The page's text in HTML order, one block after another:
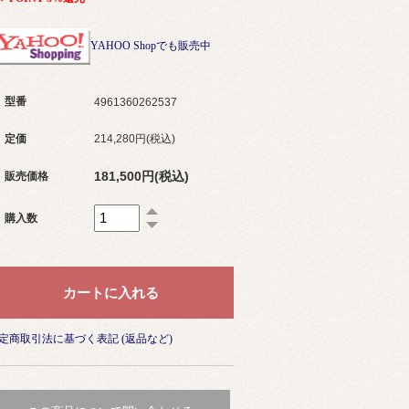
YAHOO Shopでも販売中
型番 4961360262537
定価 214,280円(税込)
販売価格 181,500円(税込)
購入数
商取引法に基づく表記 (返品など)